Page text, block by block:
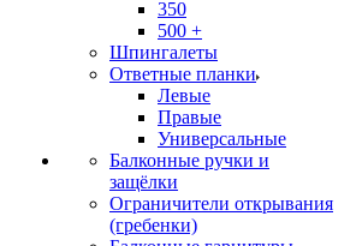
350
500 +
Шпингалеты
Ответные планки
Левые
Правые
Универсальные
Балконные ручки и
защёлки
Ограничители открывания
(гребенки)